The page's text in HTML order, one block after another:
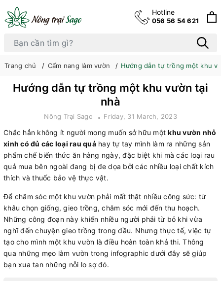
Hotline
056 56 54 621
Trang chủ Cẩm nang làm vườn Hướng dẫn tự trồng một khu
Hướng dẫn tự trồng một khu vườn tại
nhà
Nông Trại Sago Friday, 31 March, 2023
Chắc hẳn không ít người mong muốn sở hữu mộtkhu vườn nhỏ
xinh có đủ các loại rau quảhay tự tay mình làm ra những sản
phẩm chế biến thức ăn hàng ngày, đặc biệt khi mà các loại rau
quả mua bên ngoài đang bị đe dọa bởi các nhiều loại chất kích
thích và thuốc bảo vệ thực vật.
Để chăm sóc một khu vườn phải mất thật nhiều công sức: từ
khâu chọn giống, gieo trồng, chăm sóc mới đến thu hoạch.
Những công đoạn này khiến nhiều người phải từ bỏ khi vừa
nghĩ đến chuyện gieo trồng trong đầu. Nhưng thực tế, việc tự
tạo cho mình một khu vườn là điều hoàn toàn khả thi. Thông
qua những mẹo làm vườn trong infographic dưới đây sẽ giúp
bạn xua tan những nỗi lo sợ đó.